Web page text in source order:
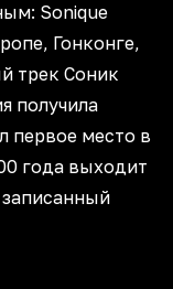
Sonique
Гонконге,
трек Соник
получила
первое место в
года выходит